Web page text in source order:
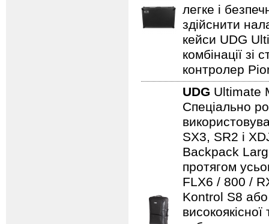
легке і
здійснити
кейси UDG
комбінації
контролер
UDG Ultimate
Спеціально
SX3, SR2 і
Backpack
протягом
FLX6 / 800 /
Kontrol S8 або